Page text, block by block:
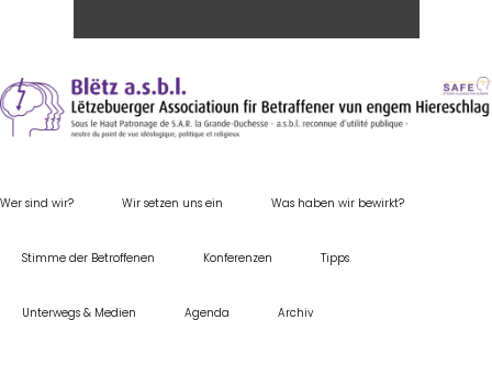
Wer sind wir? Wir setzen uns ein Was haben wir bewirkt?
Stimme der Betroffenen Konferenzen Tipps
Unterwegs & Medien Agenda Archiv